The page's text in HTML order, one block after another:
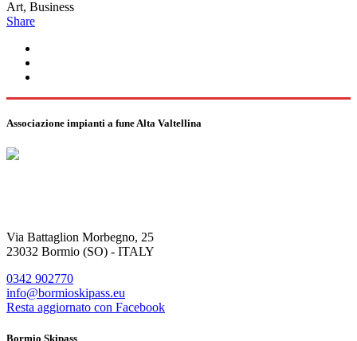
Art, Business
Share
Associazione impianti a fune Alta Valtellina
Via Battaglion Morbegno, 25
23032 Bormio (SO) - ITALY
0342 902770
info@bormioskipass.eu
Resta aggiornato con Facebook
Bormio Skipass